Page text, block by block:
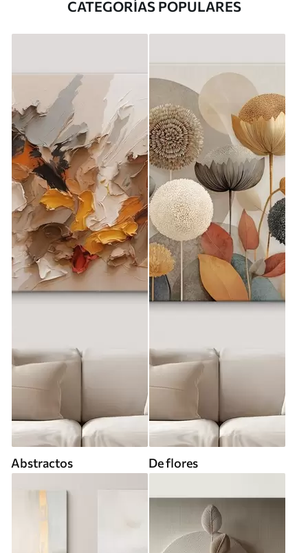
CATEGORÍAS POPULARES
Abstractos De flores